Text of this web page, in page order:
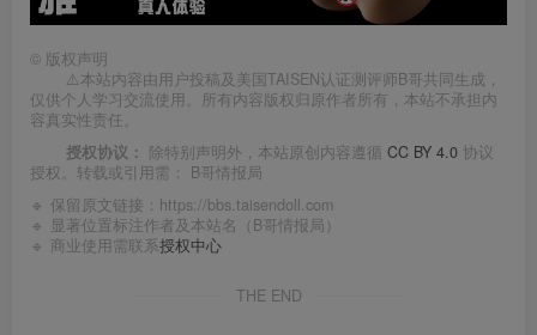
© 版权声明
⚠️本站内容由用户投稿及美国TAISEN认证测评师B哥共同生成，
仅供个人学习交流使用。所有内容版权归原作者所有，本站不承担内
容真实性责任。
授权协议： 除特别声明外，本站原创内容遵循 CC BY 4.0 协议
授权。转载或引用需： B哥情报局
🔹 保留原文链接： https://bbs.taisendoll.com
🔹 显著位置标注作者及本站名（B哥情报局）
🔹 商业使用需联系授权中心
THE END